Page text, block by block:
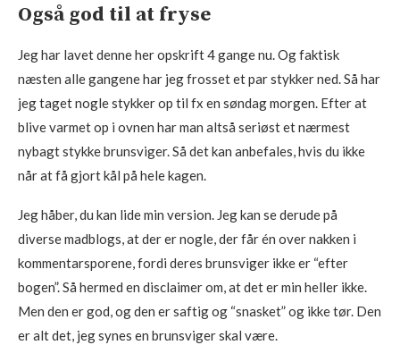
Også god til at fryse
Jeg har lavet denne her opskrift 4 gange nu. Og faktisk
næsten alle gangene har jeg frosset et par stykker ned. Så har
jeg taget nogle stykker op til fx en søndag morgen. Efter at
blive varmet op i ovnen har man altså seriøst et nærmest
nybagt stykke brunsviger. Så det kan anbefales, hvis du ikke
når at få gjort kål på hele kagen.
Jeg håber, du kan lide min version. Jeg kan se derude på
diverse madblogs, at der er nogle, der får én over nakken i
kommentarsporene, fordi deres brunsviger ikke er “efter
bogen”. Så hermed en disclaimer om, at det er min heller ikke.
Men den er god, og den er saftig og “snasket” og ikke tør. Den
er alt det, jeg synes en brunsviger skal være.